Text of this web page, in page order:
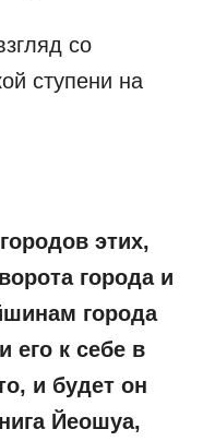
со
ступени на
этих,
города и
города
его к себе в
и будет он
Йеошуа,